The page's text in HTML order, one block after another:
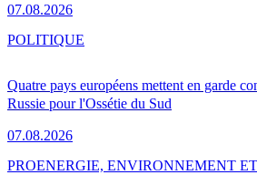
07.08.2026
Quatre pays européens mettent en garde
Russie pour l'Ossétie du Sud
07.08.2026
POLITIQUE
PROENERGIE, ENVIRONNEMENT